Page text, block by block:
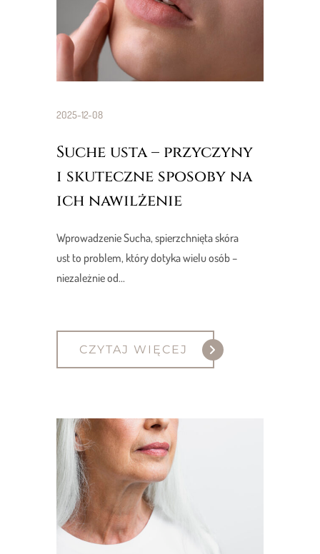
2025-12-08
Suche usta – przyczyny
i skuteczne sposoby na
ich nawilżenie
Wprowadzenie Sucha, spierzchnięta skóra
ust to problem, który dotyka wielu osób –
niezależnie od...
CZYTAJ WIĘCEJ